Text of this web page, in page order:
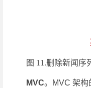
图 11.删除新闻序
MVC。MVC 架构